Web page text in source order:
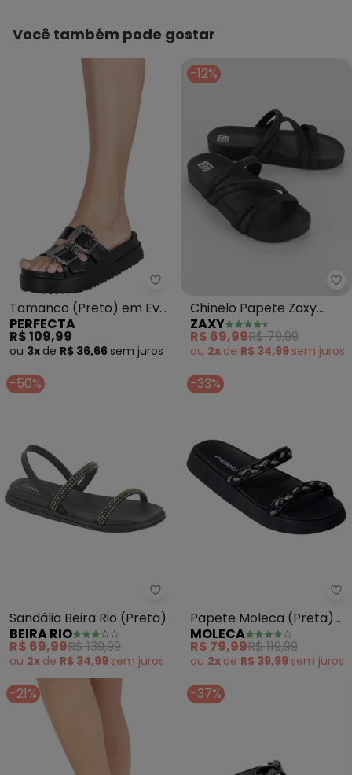
Você também pode gostar
Perfecta - Tamanco (Preto)
Tamanco (Preto) em Eva
com Fivelas
PERFECTA
R$ 109,99
ou 3x de R$ 36,66 sem juros
-12%
Chinelo Papete Zaxy
Gliter (Preto)
ZAXY
R$ 69,99R$ 79,99
ou 2x de R$ 34,99 sem juros
-50%
Beira Rio - Sandália Beira Rio
Sandália Beira Rio (Preta)
BEIRA RIO
R$ 69,99R$ 139,99
ou 2x de R$ 34,99 sem juros
-33%
Papete Moleca (Preta)
em Sintético
MOLECA
R$ 79,99R$ 119,99
ou 2x de R$ 39,99 sem juros
-21% -37%